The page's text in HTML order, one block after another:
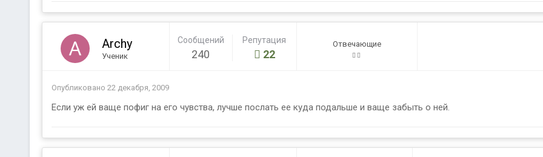
Archy
Ученик
Сообщений
240
Репутация
22
Отвечающие
Опубликовано 22 декабря, 2009
Если уж ей ваще пофиг на его чувства, лучше послать ее куда подальше и ваще забыть о ней.